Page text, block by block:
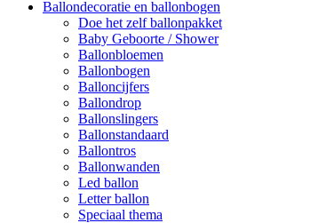
Ballondecoratie en ballonbogen
Doe het zelf ballonpakket
Baby Geboorte / Shower
Ballonbloemen
Ballonbogen
Balloncijfers
Ballondrop
Ballonslingers
Ballonstandaard
Ballontros
Ballonwanden
Led ballon
Letter ballon
Speciaal thema